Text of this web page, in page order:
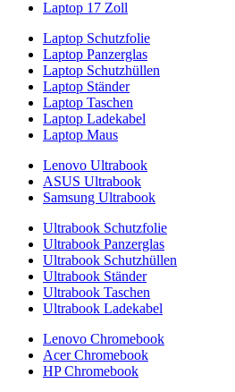
Laptop 17 Zoll
Laptop Schutzfolie
Laptop Panzerglas
Laptop Schutzhüllen
Laptop Ständer
Laptop Taschen
Laptop Ladekabel
Laptop Maus
Lenovo Ultrabook
ASUS Ultrabook
Samsung Ultrabook
Ultrabook Schutzfolie
Ultrabook Panzerglas
Ultrabook Schutzhüllen
Ultrabook Ständer
Ultrabook Taschen
Ultrabook Ladekabel
Lenovo Chromebook
Acer Chromebook
HP Chromebook